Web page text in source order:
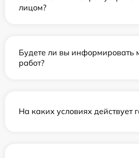
лицом?
Будете ли вы информировать
работ?
На каких условиях действует